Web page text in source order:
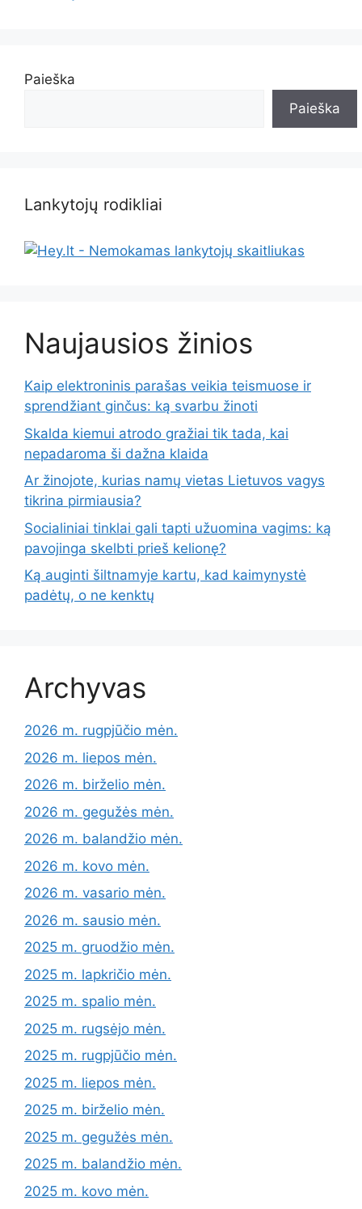
Paieška
Paieška
Lankytojų rodikliai
Naujausios žinios
Kaip elektroninis parašas veikia teismuose ir
sprendžiant ginčus: ką svarbu žinoti
Skalda kiemui atrodo gražiai tik tada, kai
nepadaroma ši dažna klaida
Ar žinojote, kurias namų vietas Lietuvos vagys
tikrina pirmiausia?
Socialiniai tinklai gali tapti užuomina vagims: ką
pavojinga skelbti prieš kelionę?
Ką auginti šiltnamyje kartu, kad kaimynystė
padėtų, o ne kenktų
Archyvas
2026 m. rugpjūčio mėn.
2026 m. liepos mėn.
2026 m. birželio mėn.
2026 m. gegužės mėn.
2026 m. balandžio mėn.
2026 m. kovo mėn.
2026 m. vasario mėn.
2026 m. sausio mėn.
2025 m. gruodžio mėn.
2025 m. lapkričio mėn.
2025 m. spalio mėn.
2025 m. rugsėjo mėn.
2025 m. rugpjūčio mėn.
2025 m. liepos mėn.
2025 m. birželio mėn.
2025 m. gegužės mėn.
2025 m. balandžio mėn.
2025 m. kovo mėn.